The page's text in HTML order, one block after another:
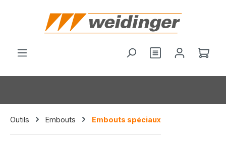
principal
Vous avez 0Le
Outils Embouts Embouts spéciaux